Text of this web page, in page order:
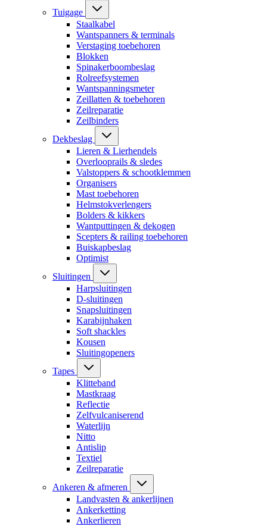
Tuigage
Staalkabel
Wantspanners & terminals
Verstaging toebehoren
Blokken
Spinakerboombeslag
Rolreefsystemen
Wantspanningsmeter
Zeillatten & toebehoren
Zeilreparatie
Zeilbinders
Dekbeslag
Lieren & Lierhendels
Overlooprails & sledes
Valstoppers & schootklemmen
Organisers
Mast toebehoren
Helmstokverlengers
Bolders & kikkers
Wantputtingen & dekogen
Scepters & railing toebehoren
Buiskapbeslag
Optimist
Sluitingen
Harpsluitingen
D-sluitingen
Snapsluitingen
Karabijnhaken
Soft shackles
Kousen
Sluitingopeners
Tapes
Klitteband
Mastkraag
Reflectie
Zelfvulcaniserend
Waterlijn
Nitto
Antislip
Textiel
Zeilreparatie
Ankeren & afmeren
Landvasten & ankerlijnen
Ankerketting
Ankerlieren